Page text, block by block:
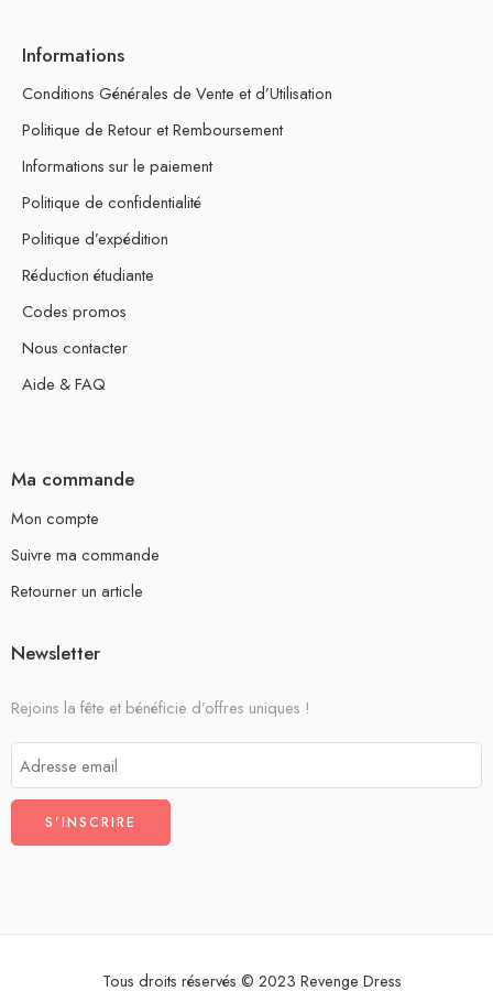
Informations
Conditions Générales de Vente et d’Utilisation
Politique de Retour et Remboursement
Informations sur le paiement
Politique de confidentialité
Politique d’expédition
Réduction étudiante
Codes promos
Nous contacter
Aide & FAQ
Ma commande
Mon compte
Suivre ma commande
Retourner un article
Newsletter
Rejoins la fête et bénéficie d’offres uniques !
Tous droits réservés © 2023 Revenge Dress